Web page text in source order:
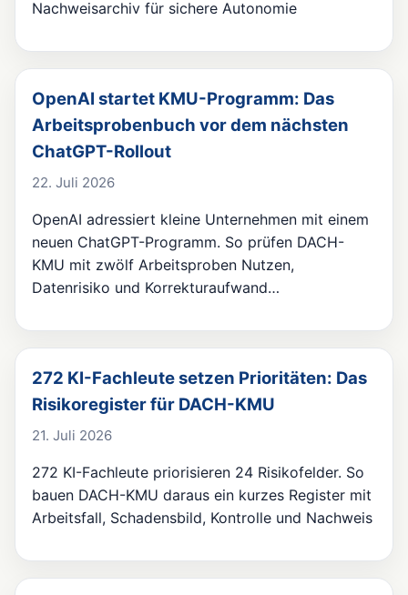
Nachweisarchiv für sichere Autonomie
OpenAI startet KMU-Programm: Das
Arbeitsprobenbuch vor dem nächsten
ChatGPT-Rollout
22. Juli 2026
OpenAI adressiert kleine Unternehmen mit einem
neuen ChatGPT-Programm. So prüfen DACH-
KMU mit zwölf Arbeitsproben Nutzen,
Datenrisiko und Korrekturaufwand…
272 KI-Fachleute setzen Prioritäten: Das
Risikoregister für DACH-KMU
21. Juli 2026
272 KI-Fachleute priorisieren 24 Risikofelder. So
bauen DACH-KMU daraus ein kurzes Register mit
Arbeitsfall, Schadensbild, Kontrolle und Nachweis